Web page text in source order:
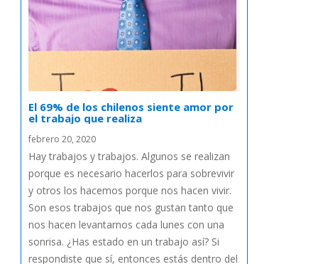
El 69% de los chilenos siente amor por
el trabajo que realiza
febrero 20, 2020
Hay trabajos y trabajos. Algunos se realizan
porque es necesario hacerlos para sobrevivir
y otros los hacemos porque nos hacen vivir.
Son esos trabajos que nos gustan tanto que
nos hacen levantarnos cada lunes con una
sonrisa. ¿Has estado en un trabajo así? Si
respondiste que sí, entonces estás dentro del